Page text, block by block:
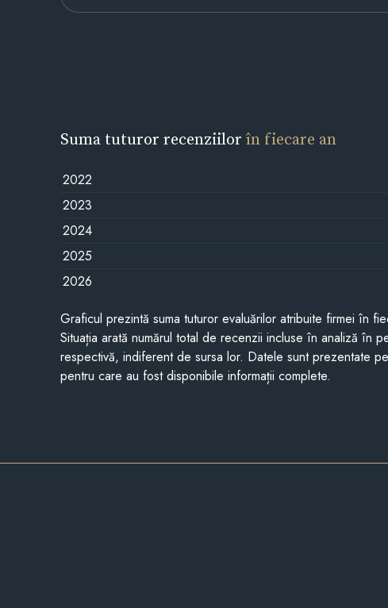
Suma tuturor recenziilorîn fiecare an
2022
2023
2024
2025
2026
Graficul prezintă suma tuturor evaluărilor atribuite firmei în
Situația arată numărul total de recenzii incluse în analiză în
respectivă, indiferent de sursa lor. Datele sunt prezentate
pentru care au fost disponibile informații complete.